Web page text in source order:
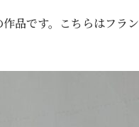
品です。こちらはフラ